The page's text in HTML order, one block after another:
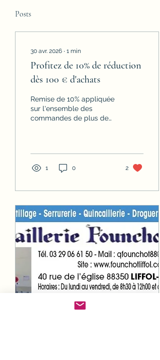
Posts
30 avr. 2026 ∙ 1 min
Profitez de 10% de réduction
dès 100 € d'achats
Remise de 10% appliquée
sur l'ensemble des
commandes de plus de
Bons achats.
1 0 2